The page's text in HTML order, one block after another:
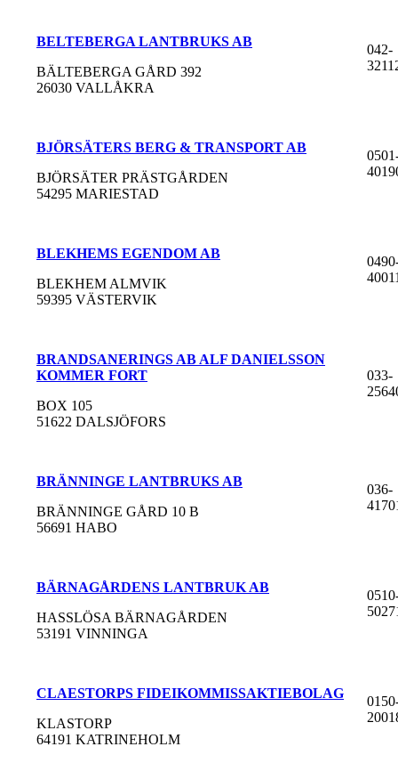
BELTEBERGA LANTBRUKS AB
BÄLTEBERGA GÅRD 392
26030 VALLÅKRA
042-
BJÖRSÄTERS BERG & TRANSPORT AB
BJÖRSÄTER PRÄSTGÅRDEN
54295 MARIESTAD
BLEKHEMS EGENDOM AB
BLEKHEM ALMVIK
59395 VÄSTERVIK
BRANDSANERINGS AB ALF DANIELSSON
KOMMER FORT
BOX 105
51622 DALSJÖFORS
033-
BRÄNNINGE LANTBRUKS AB
BRÄNNINGE GÅRD 10 B
56691 HABO
036-
BÄRNAGÅRDENS LANTBRUK AB
HASSLÖSA BÄRNAGÅRDEN
53191 VINNINGA
CLAESTORPS FIDEIKOMMISSAKTIEBOLAG
KLASTORP
64191 KATRINEHOLM